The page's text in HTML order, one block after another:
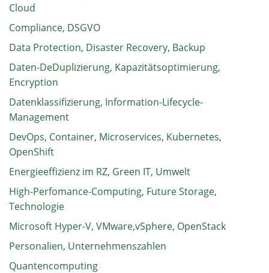
Cloud
Compliance, DSGVO
Data Protection, Disaster Recovery, Backup
Daten-DeDuplizierung, Kapazitätsoptimierung,
Encryption
Datenklassifizierung, Information-Lifecycle-
Management
DevOps, Container, Microservices, Kubernetes,
OpenShift
Energieeffizienz im RZ, Green IT, Umwelt
High-Perfomance-Computing, Future Storage,
Technologie
Microsoft Hyper-V, VMware,vSphere, OpenStack
Personalien, Unternehmenszahlen
Quantencomputing